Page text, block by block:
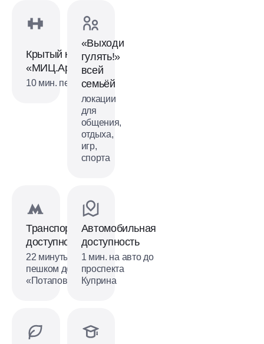
Крытый каток
«МИЦ.Арена»
10 мин. пешком
«Выходи
гулять!»
всей
семьёй
локации
для
общения,
отдыха,
игр,
спорта
Транспортная
доступность
22 минуты
пешком до м.
«Потапово»
Автомобильная
доступность
1 мин. на авто до
проспекта
Куприна